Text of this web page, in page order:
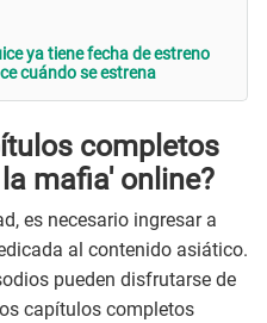
ya tiene fecha de estreno
cuándo se estrena
completos
mafia' online?
es necesario ingresar a
al contenido asiático.
pueden disfrutarse de
capítulos completos